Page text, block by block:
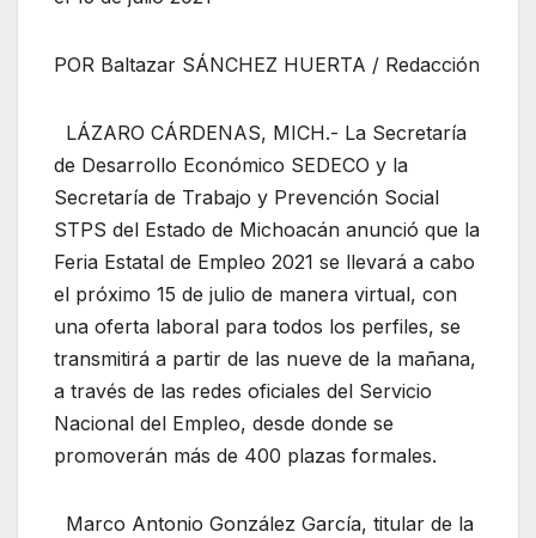
POR Baltazar SÁNCHEZ HUERTA / Redacción
LÁZARO CÁRDENAS, MICH.- La Secretaría
de Desarrollo Económico SEDECO y la
Secretaría de Trabajo y Prevención Social
STPS del Estado de Michoacán anunció que la
Feria Estatal de Empleo 2021 se llevará a cabo
el próximo 15 de julio de manera virtual, con
una oferta laboral para todos los perfiles, se
transmitirá a partir de las nueve de la mañana,
a través de las redes oficiales del Servicio
Nacional del Empleo, desde donde se
promoverán más de 400 plazas formales.
Marco Antonio González García, titular de la